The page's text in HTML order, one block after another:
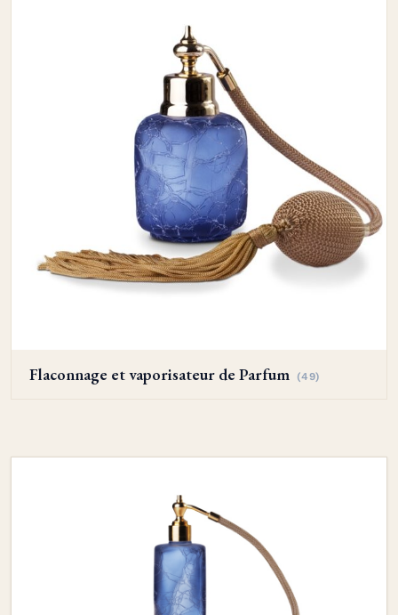
Flaconnage et vaporisateur de Parfum (49)